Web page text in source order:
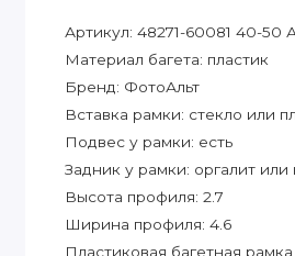
Артикул: 48271-60081 40-50
Материал багета: пластик
Бренд: ФотоАльт
Вставка рамки: стекло или
Подвес у рамки: есть
Задник у рамки: оргалит или
Высота профиля: 2.7
Ширина профиля: 4.6
Пластиковая багетная